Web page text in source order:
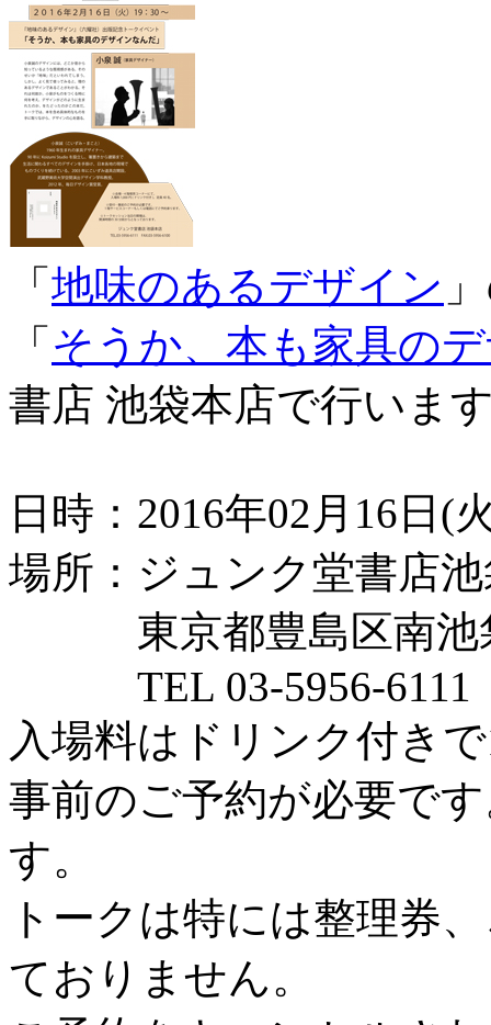
「 地味のあるデザイン
「 そうか、本も家具の
書店 池袋本店で行いま
日時：2016年02月16日(
場所：ジュンク堂書店
東京都豊島区南池
TEL 03-5956-6111
入場料はドリンク付き
事前のご予約が必要で
す。
トークは特には整理券
ておりません。